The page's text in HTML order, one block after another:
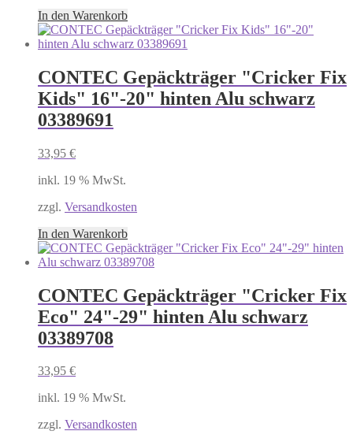
In den Warenkorb
CONTEC Gepäckträger "Cricker Fix
Kids" 16"-20" hinten Alu schwarz
03389691
33,95 €
inkl. 19 % MwSt.
zzgl. Versandkosten
In den Warenkorb
CONTEC Gepäckträger "Cricker Fix
Eco" 24"-29" hinten Alu schwarz
03389708
33,95 €
inkl. 19 % MwSt.
zzgl. Versandkosten